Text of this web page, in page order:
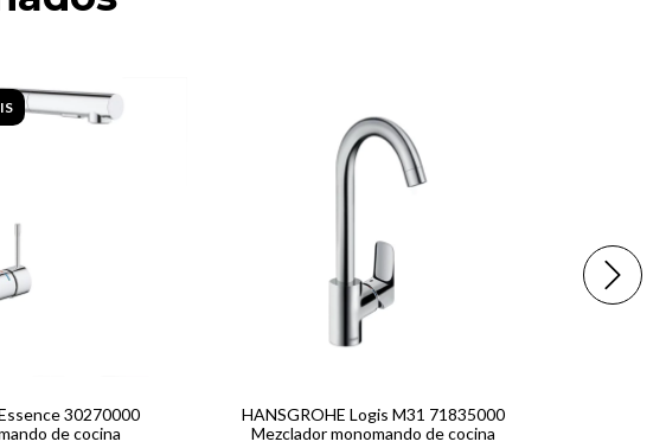
30270000
de cocina
HANSGROHE Logis M31 71835000
Mezclador monomando de cocina